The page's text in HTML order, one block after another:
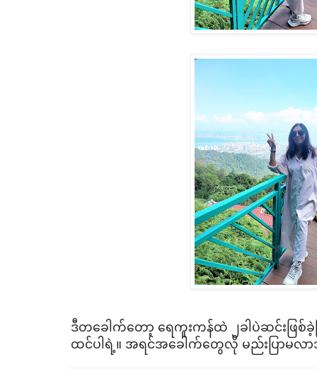
ဒီတ​ခေါက်​တော့ ​ရေကူးကန်ထဲ ၂ခါပဲဆင်းဖြ
ထင်ပါရဲ့။ အရင်အ​ခေါက်​တွေလို မည်းပြာမလာ